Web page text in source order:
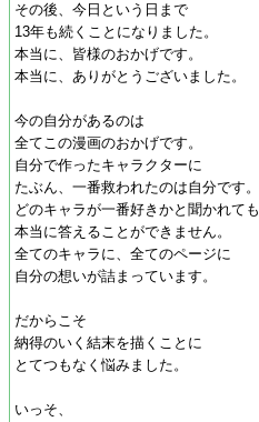
その後、今日という日まで
13年も続くことになりました。
本当に、皆様のおかげです。
本当に、ありがとうございました。
今の自分があるのは
全てこの漫画のおかげです。
自分で作ったキャラクターに
たぶん、一番救われたのは自分です。
どのキャラが一番好きかと聞かれても
本当に答えることができません。
全てのキャラに、全てのページに
自分の想いが詰まっています。
だからこそ
納得のいく結末を描くことに
とてつもなく悩みました。
いっそ、